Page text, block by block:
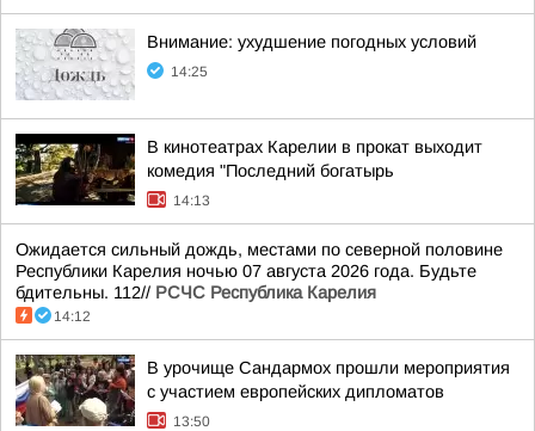
Внимание: ухудшение погодных условий
14:25
В кинотеатрах Карелии в прокат выходит
комедия "Последний богатырь
14:13
Ожидается сильный дождь, местами по северной половине
Республики Карелия ночью 07 августа 2026 года. Будьте
бдительны. 112// РСЧС Республика Карелия
14:12
В урочище Сандармох прошли мероприятия
с участием европейских дипломатов
13:50